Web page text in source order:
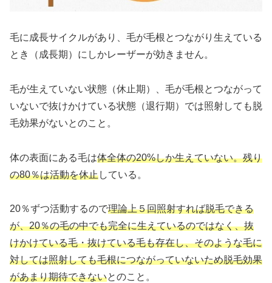
毛に成長サイクルがあり、毛が毛根とつながり生えている
とき（成長期）にしかレーザーが効きません。
毛が生えていない状態（休止期）、毛が毛根とつながって
いないで抜けかけている状態（退行期）では照射しても脱
毛効果がないとのこと。
体の表面にある毛は体全体の20%しか生えていない。残り
の80％は活動を休止している。
20％ずつ活動するので理論上５回照射すれば脱毛できる
が、20％の毛の中でも完全に生えているのではなく、抜
けかけている毛・抜けている毛も存在し、そのような毛に
対しては照射しても毛根につながっていないため脱毛効果
があまり期待できないとのこと。